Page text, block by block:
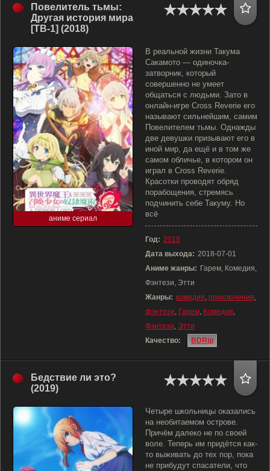
Повелитель тьмы:
Другая история мира
[ТВ-1] (2018)
аниме сериал
В реальной жизни Такума
Сакамото — одиночка-
затворник, который
совершенно не умеет
общаться с людьми. Зато в
онлайн-игре Cross Reverie его
называют сильнейшим, самим
Повелителем тьмы. Однажды
две девушки призывают его в
иной мир, да ещё и в том же
самом обличье, в котором он
играл в Cross Reverie.
Красотки проводят обряд
порабощения, стремясь
подчинить себе Такуму. Но
всё
Год: 2018
Дата выхода: 2018-07-01
Аниме жанры: Гарем, Комедия,
Фэнтези, Этти
Жанры: комедия, приключения,
фэнтези, Гарем, Комедия,
Фэнтези, Этти
Качество:
BDRip
Бедствие ли это?
(2019)
Четыре школьницы оказались
на необитаемом острове.
Причём далеко не по своей
воле. Теперь им придётся как-
то выживать до тех пор, пока
не прибудут спасатели, что